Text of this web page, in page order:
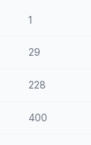
1
29
228
400